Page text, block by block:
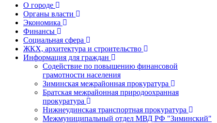
О городе
Органы власти
Экономика
Финансы
Социальная сфера
ЖКХ, архитектура и строительство
Информация для граждан
Содействие по повышению финансовой
грамотности населения
Зиминская межрайонная прокуратура
Братская межрайонная природоохранная
прокуратура
Нижнеудинская транспортная прокуратура
Межмуниципальный отдел МВД РФ "Зиминский"